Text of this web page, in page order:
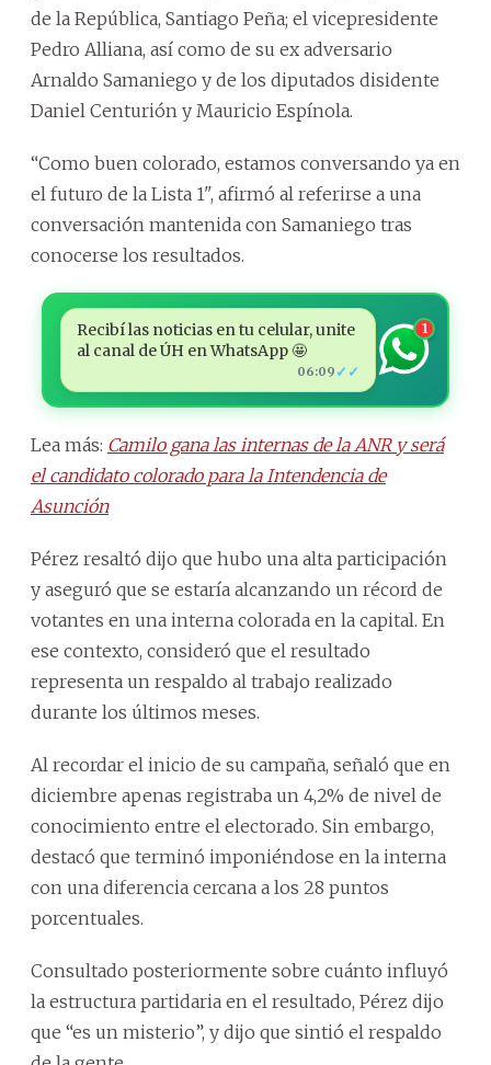
de la República, Santiago Peña; el vicepresidente
Pedro Alliana, así como de su ex adversario
Arnaldo Samaniego y de los diputados disidente
Daniel Centurión y Mauricio Espínola.
“Como buen colorado, estamos conversando ya en
el futuro de la Lista 1", afirmó al referirse a una
conversación mantenida con Samaniego tras
conocerse los resultados.
Recibí las noticias en tu celular, unite
al canal de ÚH en WhatsApp 🤩
06:09 ✓✓
1
Lea más: Camilo gana las internas de la ANR y será
el candidato colorado para la Intendencia de
Asunción
Pérez resaltó dijo que hubo una alta participación
y aseguró que se estaría alcanzando un récord de
votantes en una interna colorada en la capital. En
ese contexto, consideró que el resultado
representa un respaldo al trabajo realizado
durante los últimos meses.
Al recordar el inicio de su campaña, señaló que en
diciembre apenas registraba un 4,2% de nivel de
conocimiento entre el electorado. Sin embargo,
destacó que terminó imponiéndose en la interna
con una diferencia cercana a los 28 puntos
porcentuales.
Consultado posteriormente sobre cuánto influyó
la estructura partidaria en el resultado, Pérez dijo
que “es un misterio”, y dijo que sintió el respaldo